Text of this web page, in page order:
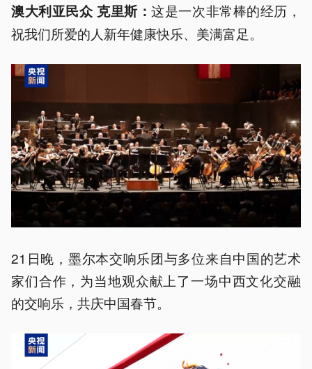
澳大利亚民众 克里斯：这是一次非常棒的经历，
祝我们所爱的人新年健康快乐、美满富足。
21日晚，墨尔本交响乐团与多位来自中国的艺术
家们合作，为当地观众献上了一场中西文化交融
的交响乐，共庆中国春节。